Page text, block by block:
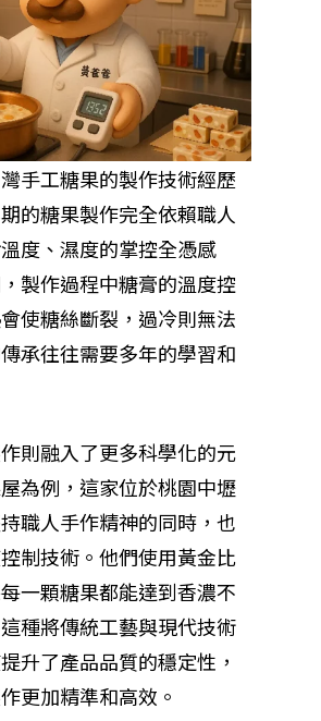
手工糖果的製作技術經歷
的糖果製作完全依賴職人
度、濕度的掌控全憑感
製作過程中糖膏的溫度控
使糖絲斷裂，過冷則無法
承往往需要多年的學習和
則融入了更多科學化的元
為例，這家位於桃園中壢
職人手作精神的同時，也
制技術。他們使用黃金比
一顆糖果都能達到香濃不
種將傳統工藝與現代技術
升了產品品質的穩定性，
更加精準和高效。